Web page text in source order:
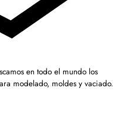
en todo el mundo los
modelado, moldes y vaciado.